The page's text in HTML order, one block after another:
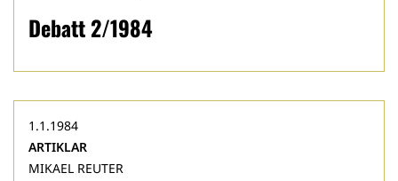
Debatt 2/1984
1.1.1984
ARTIKLAR
MIKAEL REUTER